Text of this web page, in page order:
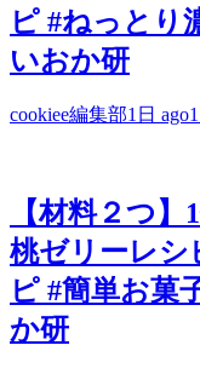
ピ #ねっとり
いおか研
cookiee編集部1日 ago
【材料２つ
桃ゼリーレシ
ピ #簡単お菓
か研